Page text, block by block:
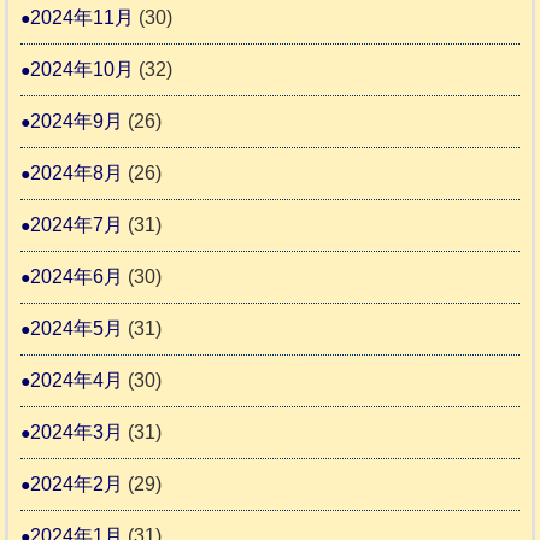
2024年11月 (30)
2024年10月 (32)
2024年9月 (26)
2024年8月 (26)
2024年7月 (31)
2024年6月 (30)
2024年5月 (31)
2024年4月 (30)
2024年3月 (31)
2024年2月 (29)